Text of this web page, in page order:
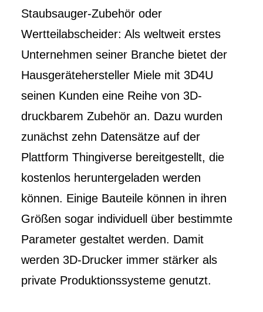
Staubsauger-Zubehör oder
Wertteilabscheider: Als weltweit erstes
Unternehmen seiner Branche bietet der
Hausgerätehersteller Miele mit 3D4U
seinen Kunden eine Reihe von 3D-
druckbarem Zubehör an. Dazu wurden
zunächst zehn Datensätze auf der
Plattform Thingiverse bereitgestellt, die
kostenlos heruntergeladen werden
können. Einige Bauteile können in ihren
Größen sogar individuell über bestimmte
Parameter gestaltet werden. Damit
werden 3D-Drucker immer stärker als
private Produktionssysteme genutzt.